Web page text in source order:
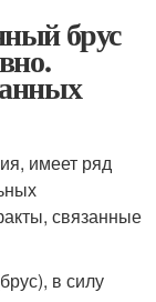
брус
имеет ряд
связанные
в силу